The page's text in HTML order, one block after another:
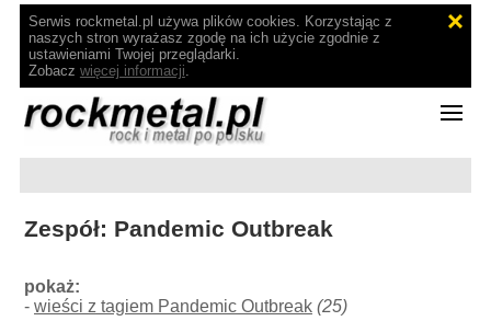
Serwis rockmetal.pl używa plików cookies. Korzystając z
naszych stron wyrażasz zgodę na ich użycie zgodnie z
ustawieniami Twojej przeglądarki.
Zobacz więcej informacji.
Zespół: Pandemic Outbreak
pokaż:
-wieści z tagiem Pandemic Outbreak (25)